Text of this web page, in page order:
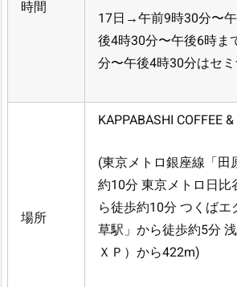
時間
17日→午前9時30分〜
後4時30分〜午後6時ま
分〜午後4時30分はセ
場所
KAPPABASHI COFFEE &
(東京メトロ銀座線「田
約10分 東京メトロ日比
ら徒歩約10分 つくばエ
草駅」から徒歩約5分
ＸＰ）から422m)